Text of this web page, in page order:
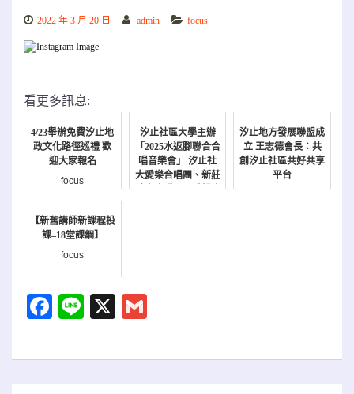
2022 年 3 月 20 日 admin focus
看更多訊息:
4/23舉辦免費汐止地
政文化路徑巡禮 歡
迎大家報名
focus
汐止社區大學主辦
「2025水返腳聯合合
唱音樂會」 汐止社
大愛樂合唱團、新莊
汐止地方發展聯盟成
立 王志德會長：共
創汐止社區共好共享
平台
【新舊講師新課程投
課–18堂課綱】
focus
Facebook
LineX